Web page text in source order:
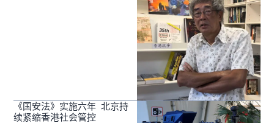
《国安法》实施六年 北京持
续紧缩香港社会管控